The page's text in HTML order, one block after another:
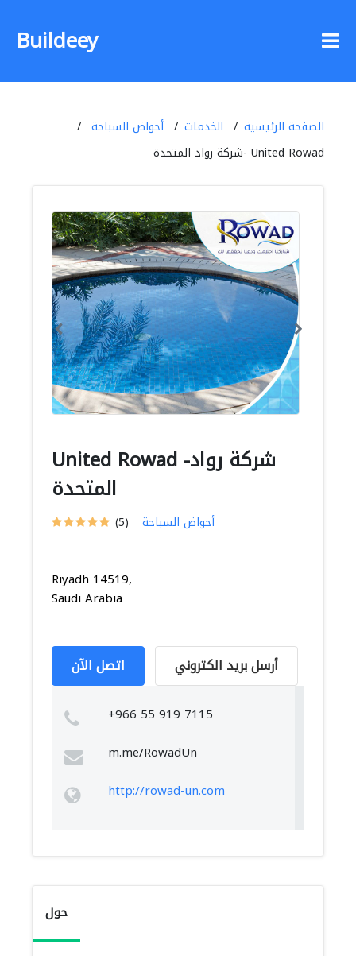
Buildeey
الصفحة الرئيسية الخدمات
أحواض السباحة
United Rowad -شركة رواد المتحدة
United Rowad -شركة رواد
المتحدة
(5) أحواض السباحة
Riyadh 14519,
Saudi Arabia
اتصل الآن أرسل بريد الكتروني
+966 55 919 7115
m.me/RowadUn
http://rowad-un.com
حول